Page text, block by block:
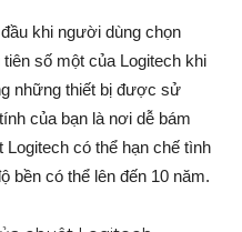
khi người dùng chọn
số một của Logitech khi
những thiết bị được sử
của bạn là nơi dễ bám
có thể hạn chế tình
bền có thể lên đến 10 năm.